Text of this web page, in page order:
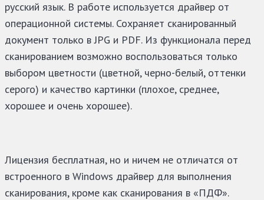
русский язык. В работе используется драйвер от
операционной системы. Сохраняет сканированный
документ только в JPG и PDF. Из функционала перед
сканированием возможно воспользоваться только
выбором цветности (цветной, черно-белый, оттенки
серого) и качество картинки (плохое, среднее,
хорошее и очень хорошее).
Лицензия бесплатная, но и ничем не отличатся от
встроенного в Windows драйвер для выполнения
сканирования, кроме как сканирования в «ПДФ».